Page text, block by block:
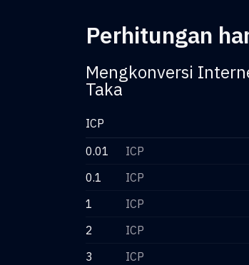
Perhitungan
Mengkonversi
Taka
ICP
0.01
ICP
0.1
ICP
1
ICP
2
ICP
3
ICP